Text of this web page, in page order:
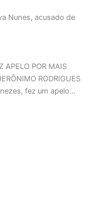
Nunes, acusado de
APELO POR MAIS
RODRIGUES
fez um apelo...